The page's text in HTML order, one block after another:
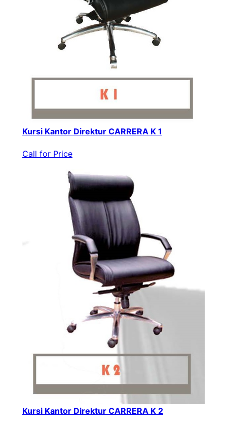
Kursi Kantor Direktur CARRERA K 1
Call for Price
Kursi Kantor Direktur CARRERA K 2